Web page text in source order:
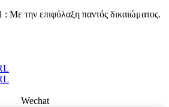
την επιφύλαξη παντός δικαιώματος.
Wechat